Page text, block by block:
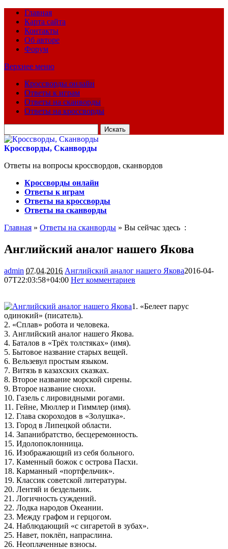
Главная
Карта сайта
Контакты
Об авторе
Форум
Верхнее меню
Кроссворды онлайн
Ответы к играм
Ответы на сканворды
Ответы на кроссворды
для:
Кроссворды, Сканворды
Ответы на вопросы кроссвордов, сканвордов
Кроссворды онлайн
Ответы к играм
Ответы на кроссворды
Ответы на сканворды
Главная » Ответы на сканворды » Вы сейчас здесь :
Английский аналог нашего Якова
admin 07.04.2016 Английский аналог нашего Якова2016-04-
07T22:03:58+04:00 Нет комментариев
1. «Белеет парус
одинокий» (писатель).
2. «Сплав» робота и человека.
3. Английский аналог нашего Якова.
4. Баталов в «Трёх толстяках» (имя).
5. Бытовое название старых вещей.
6. Вельзевул простым языком.
7. Витязь в казахских сказках.
8. Второе название морской сирены.
9. Второе название снохи.
10. Газель с лировидными рогами.
11. Гейне, Мюллер и Гиммлер (имя).
12. Глава скороходов в «Золушка».
13. Город в Липецкой области.
14. Запанибратство, бесцеремонность.
15. Идолопоклонница.
16. Изображающий из себя больного.
17. Каменный божок с острова Пасхи.
18. Карманный «портфельчик».
19. Классик советской литературы.
20. Лентяй и бездельник.
21. Логичность суждений.
22. Лодка народов Океании.
23. Между графом и герцогом.
24. Наблюдающий «с сигаретой в зубах».
25. Навет, поклёп, напраслина.
26. Неоплаченные взносы.